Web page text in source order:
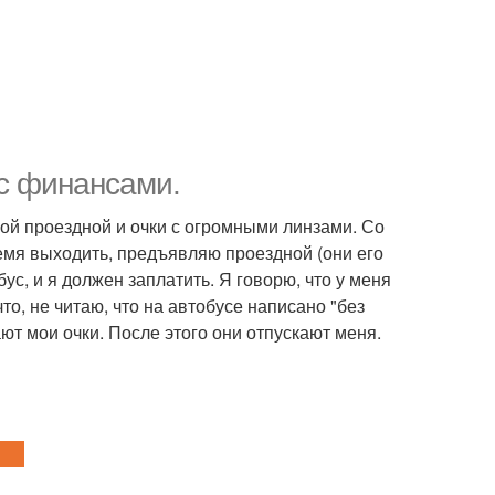
финансами.
проездной и очки с огромными линзами. Со
выходить, предъявляю проездной (они его
и я должен заплатить. Я говорю, что у меня
не читаю, что на автобусе написано "без
мои очки. После этого они отпускают меня.